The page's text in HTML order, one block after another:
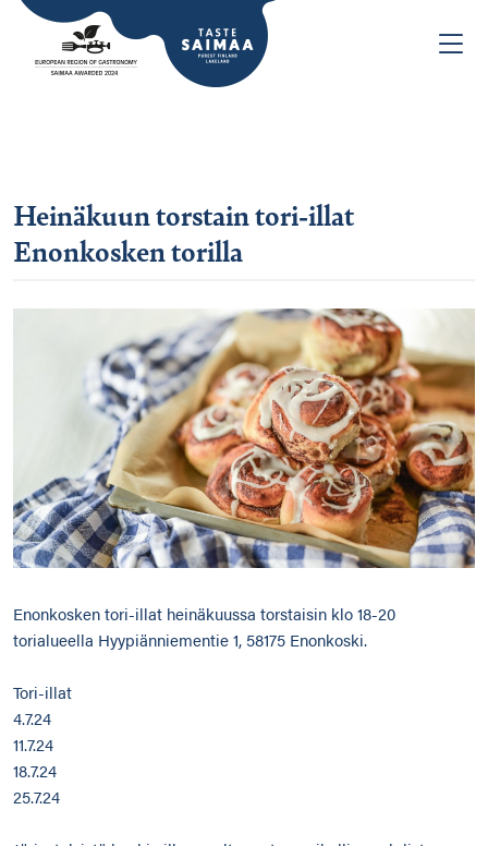
Heinäkuun torstain tori-illat
Enonkosken torilla
Enonkosken tori-illat heinäkuussa torstaisin klo 18-20
torialueella Hyypiänniementie 1, 58175 Enonkoski.
Tori-illat
4.7.24
11.7.24
18.7.24
25.7.24